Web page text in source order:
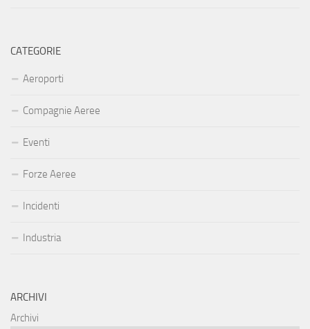
CATEGORIE
Aeroporti
Compagnie Aeree
Eventi
Forze Aeree
Incidenti
Industria
ARCHIVI
Archivi